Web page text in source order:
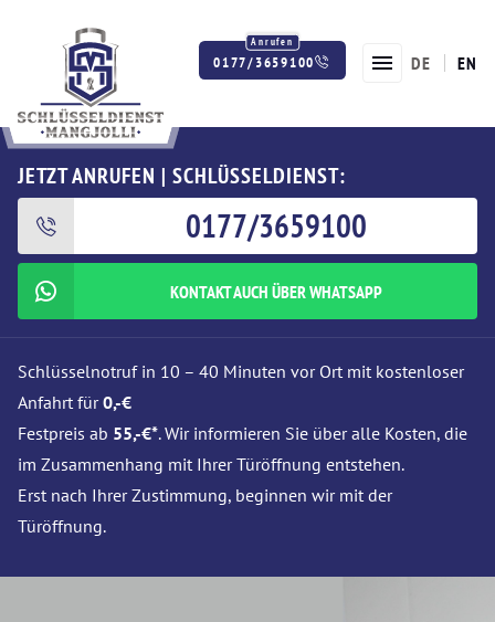
0177/3659100 DE EN
JETZT ANRUFEN | SCHLÜSSELDIENST:
0177/3659100
KONTAKT AUCH ÜBER WHATSAPP
Schlüsselnotruf in 10 – 40 Minuten vor Ort mit kostenloser
Anfahrt für0,-€
Festpreis ab 55,-€*. Wir informieren Sie über alle Kosten, die
im Zusammenhang mit Ihrer Türöffnung entstehen.
Erst nach Ihrer Zustimmung, beginnen wir mit der
Türöffnung.